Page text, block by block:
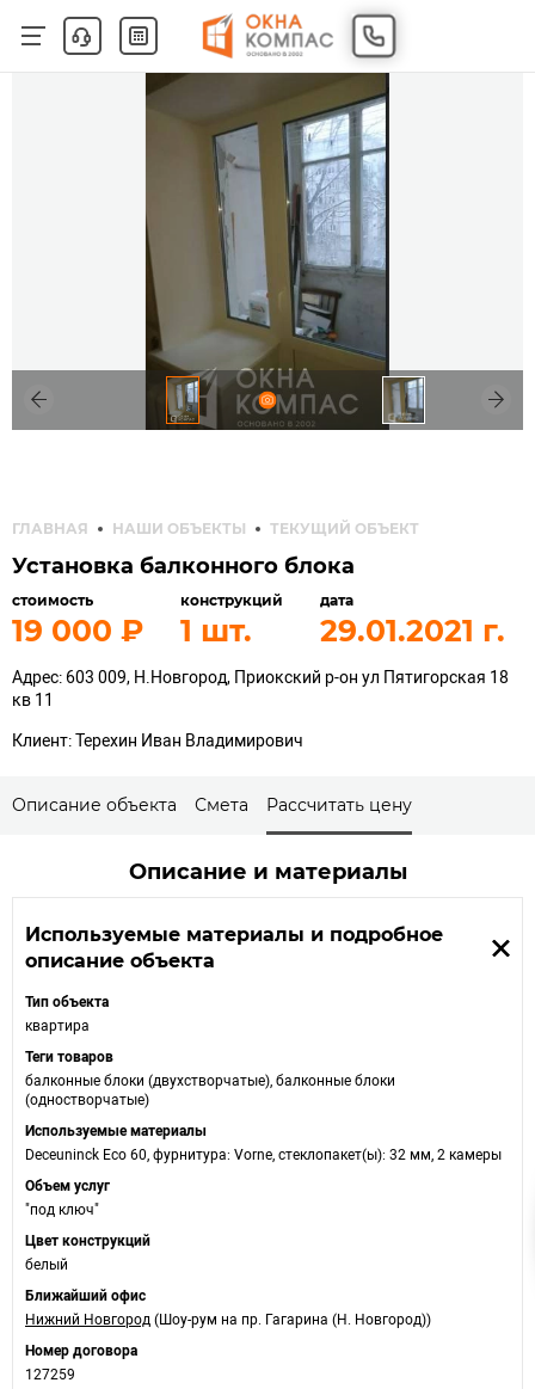
ГЛАВНАЯ НАШИ ОБЪЕКТЫ ТЕКУЩИЙ ОБЪЕКТ
Установка балконного блока
стоимость
19 000
конструкций
1
дата
29.01.2021
Адрес: 603 009, Н.Новгород, Приокский р-он ул Пятигорская 18
кв 11
Клиент: Терехин Иван Владимирович
Описание объекта Смета Рассчитать цену
Описание и материалы
Используемые материалы и подробное
описание объекта
Тип объекта
квартира
Теги товаров
балконные блоки (двухстворчатые), балконные блоки
(одностворчатые)
Используемые материалы
Deceuninck Eco 60, фурнитура: Vorne, стеклопакет(ы): 32 мм, 2 камеры
Объем услуг
"под ключ"
Цвет конструкций
белый
Ближайший офис
Нижний Новгород (Шоу-рум на пр. Гагарина (Н. Новгород))
Номер договора
127259